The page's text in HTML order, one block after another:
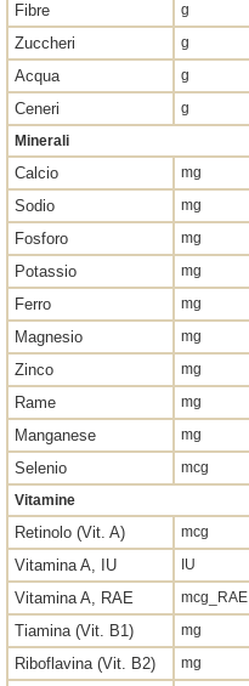
Fibre g
Zuccheri g
Acqua g
Ceneri g
Minerali
Calcio mg
Sodio mg
Fosforo mg
Potassio mg
Ferro mg
Magnesio mg
Zinco mg
Rame mg
Manganese mg
Selenio mcg
Vitamine
Retinolo (Vit. A) mcg
Vitamina A, IU IU
Vitamina A, RAE mcg_RAE
Tiamina (Vit. B1) mg
Riboflavina (Vit. B2) mg